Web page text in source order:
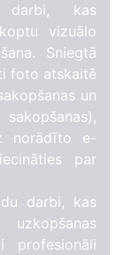
darbi, kas
vizuālo
Sniegtā
foto atskaitē
un
norādīto e-
par
darbi, kas
profesionāli